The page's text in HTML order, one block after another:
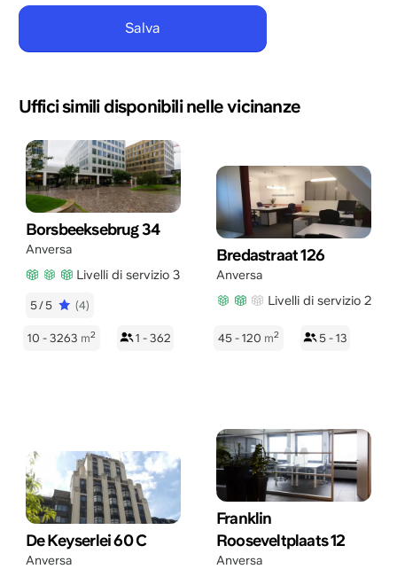
Uffici simili disponibili nelle vicinanze
Borsbeeksebrug 34
Anversa
Livelli di servizio 3
5/5 (4)
10 - 3263 m2 1 - 362
Bredastraat 126
Anversa
Livelli di servizio 2
45 - 120 m2 5 - 13
De Keyserlei 60 C
Anversa
Franklin
Rooseveltplaats 12
Anversa